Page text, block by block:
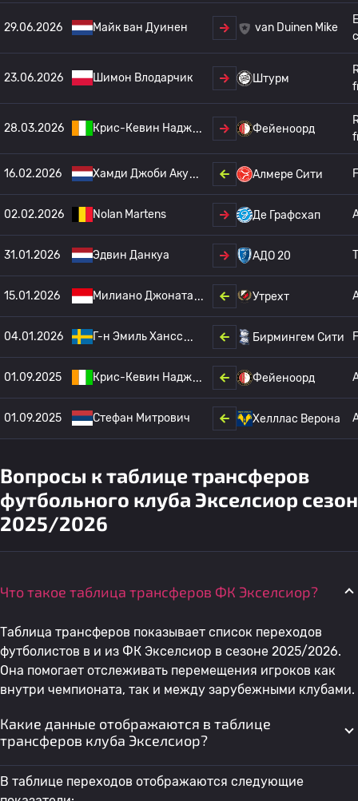
29.06.2026 Майк ван Дуинен van Duinen Mike
23.06.2026 Шимон Влодарчик Штурм
28.03.2026 Крис-Кевин Надж Фейеноорд
16.02.2026 Хамди Джоби Аку Алмере Сити
02.02.2026 Nolan Martens Де Графсхап
31.01.2026 Эдвин Данкуа АДО 20
15.01.2026 Милиано Джоната Утрехт
04.01.2026 Г-н Эмиль Хансс Бирмингем Сити
01.09.2025 Крис-Кевин Надж Фейеноорд
01.09.2025 Стефан Митрович Хелллас Верона
Вопросы к таблице трансферов
футбольного клуба Экселсиор сезон
2025/2026
Что такое таблица трансферов ФК Экселсиор?
Таблица трансферов показывает список переходов
футболистов в и из ФК Экселсиор в сезоне 2025/2026.
Она помогает отслеживать перемещения игроков как
внутри чемпионата, так и между зарубежными клубами.
Какие данные отображаются в таблице
трансферов клуба Экселсиор?
В таблице переходов отображаются следующие